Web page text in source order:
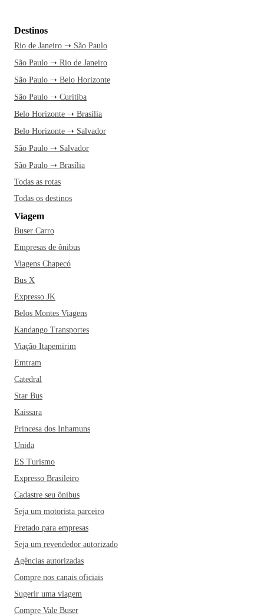
Destinos
Rio de Janeiro ➝ São Paulo
São Paulo ➝ Rio de Janeiro
São Paulo ➝ Belo Horizonte
São Paulo ➝ Curitiba
Belo Horizonte ➝ Brasília
Belo Horizonte ➝ Salvador
São Paulo ➝ Salvador
São Paulo ➝ Brasília
Todas as rotas
Todas os destinos
Viagem
Buser Carro
Empresas de ônibus
Viagens Chapecó
Bus X
Expresso JK
Belos Montes Viagens
Kandango Transportes
Viação Itapemirim
Emtram
Catedral
Star Bus
Kaissara
Princesa dos Inhamuns
Unida
ES Turismo
Expresso Brasileiro
Cadastre seu ônibus
Seja um motorista parceiro
Fretado para empresas
Seja um revendedor autorizado
Agências autorizadas
Compre nos canais oficiais
Sugerir uma viagem
Compre Vale Buser